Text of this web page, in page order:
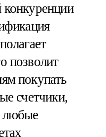
конкуренции
позволит
покупать
счетчики,
любые